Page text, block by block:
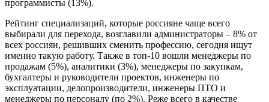
программисты (13%).
Рейтинг специализаций, которые россияне чаще всего
выбирали для перехода, возглавили администраторы – 8% от
всех россиян, решивших сменить профессию, сегодня ищут
именно такую работу. Также в топ-10 вошли менеджеры по
продажам (5%), аналитики (3%), менеджеры по закупкам,
бухгалтеры и руководители проектов, инженеры по
эксплуатации, делопроизводители, инженеры ПТО и
менеджеры по персоналу (по 2%). Реже всего в качестве